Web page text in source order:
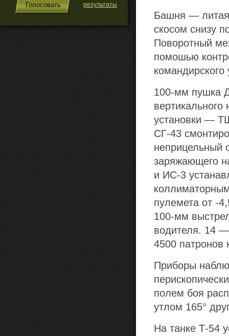
результаты
Башня —
скосом снизу
Поворотный
помошью
100-мм пушка
установки —
СГ-43
неприцельный
заряжающего
и ИС-3
пулемета от -
100-мм
водителя. 14
4500
Приборы
полем боя
утлом 165°
На танке Т-54